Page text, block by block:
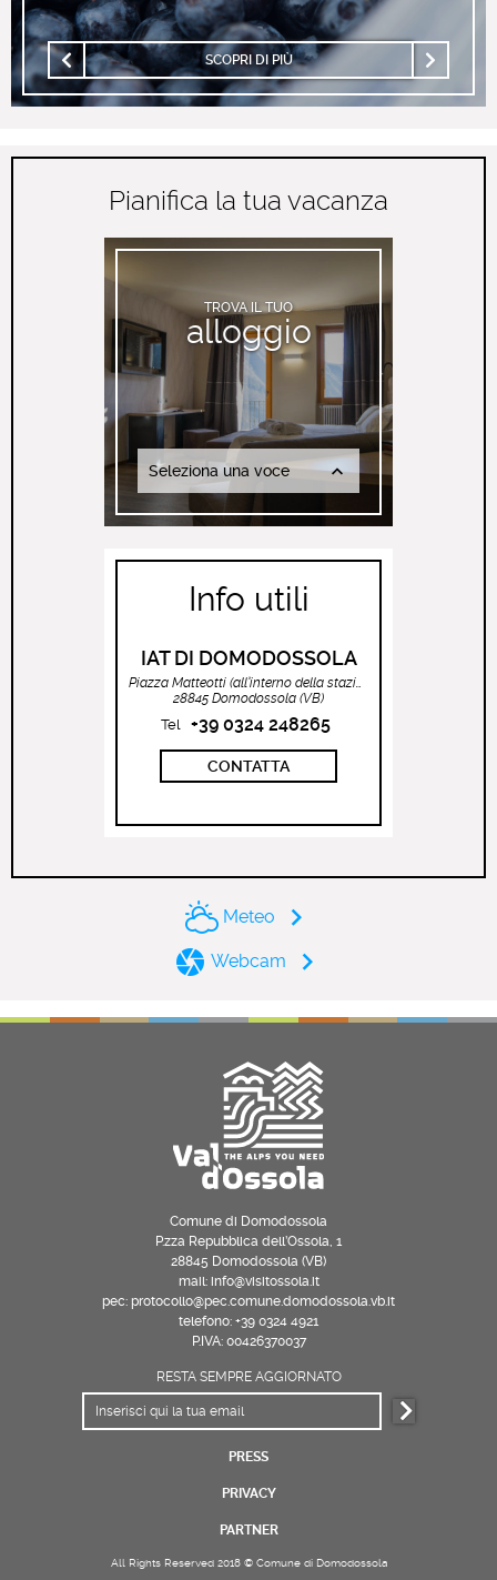
SCOPRI DI PIÙ
Pianifica la tua vacanza
TROVA IL TUO
alloggio
Seleziona una voce
Info utili
IAT DI DOMODOSSOLA
28845 Domodossola (VB)
Tel +39 0324 248265
CONTATTA
Meteo
Webcam
Comune di Domodossola
P.zza Repubblica dell’Ossola, 1
28845 Domodossola (VB)
mail: info@visitossola.it
pec: protocollo@pec.comune.domodossola.vb.it
telefono: +39 0324 4921
P.IVA: 00426370037
RESTA SEMPRE AGGIORNATO
PRESS
PRIVACY
PARTNER
All Rights Reserved 2018 © Comune di Domodossola